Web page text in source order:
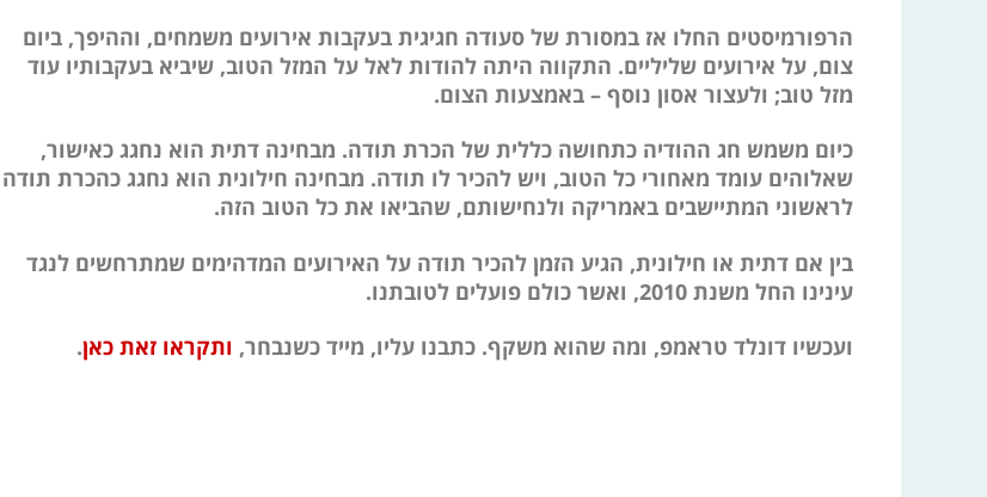
הרפורמיסטים החלו אז במסורת של סעודה חגיגית בעקבות אירועים משמחים, וההיפך, ביום
צום, על אירועים שליליים. התקווה היתה להודות לאל על המזל הטוב, שיביא בעקבותיו עוד
מזל טוב; ולעצור אסון נוסף – באמצעות הצום.
כיום משמש חג ההודיה כתחושה כללית של הכרת תודה. מבחינה דתית הוא נחגג כאישור,
שאלוהים עומד מאחורי כל הטוב, ויש להכיר לו תודה. מבחינה חילונית הוא נחגג כהכרת תודה
לראשוני המתיישבים באמריקה ולנחישותם, שהביאו את כל הטוב הזה.
בין אם דתית או חילונית, הגיע הזמן להכיר תודה על האירועים המדהימים שמתרחשים לנגד
עינינו החל משנת 2010, ואשר כולם פועלים לטובתנו.
ועכשיו דונלד טראמפ, ומה שהוא משקף. כתבנו עליו, מייד כשנבחר, ותקראו זאת כאן.